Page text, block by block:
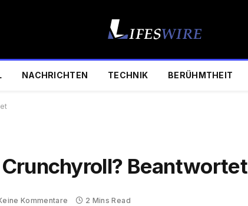
NACHRICHTEN TECHNIK BERÜHMTHEIT
Beantwortet
Kommentare 2 Mins Read